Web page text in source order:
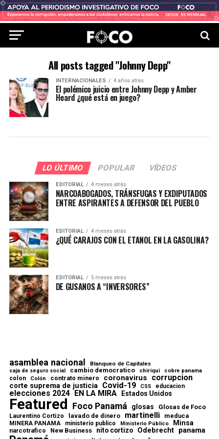
All posts tagged "Johnny Depp"
INTERNACIONALES 4 años atrás
El polémico juicio entre Johnny Depp y Amber
Heard ¿qué está en juego?
LO ÚLTIMO POPULAR VÍDEOS
EDITORIAL 4 meses atrás
NARCOABOGADOS, TRÁNSFUGAS Y EXDIPUTADOS
ENTRE ASPIRANTES A DEFENSOR DEL PUEBLO
EDITORIAL 4 meses atrás
¿QUÉ CARAJOS CON EL ETANOL EN LA GASOLINA?
EDITORIAL 5 meses atrás
DE GUSANOS A “INVERSORES”
asamblea nacional Blanqueo de Capitales
caja de seguro social cambio democratico chiriqui cobre panama
colon Colón contrato minero coronavirus corrupcion
corte suprema de justicia Covid-19 CSS educacion
elecciones 2024 EN LA MIRA Estados Unidos
Featured Foco Panamá glosas Glosas de Foco
Laurentino Cortizo lavado de dinero martinelli meduca
MINERA PANAMA ministerio publico Ministerio Público Minsa
narcotrafico New Business nito cortizo Odebrecht panama